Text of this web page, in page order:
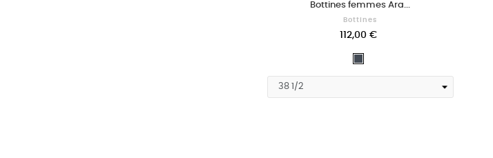
Bottines femmes Ara...
Bottines
112,00 €